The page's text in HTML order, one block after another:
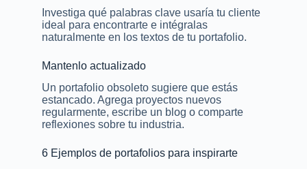
Investiga qué palabras clave usaría tu cliente
ideal para encontrarte e intégralas
naturalmente en los textos de tu portafolio.
Mantenlo actualizado
Un portafolio obsoleto sugiere que estás
estancado. Agrega proyectos nuevos
regularmente, escribe un blog o comparte
reflexiones sobre tu industria.
6 Ejemplos de portafolios para inspirarte